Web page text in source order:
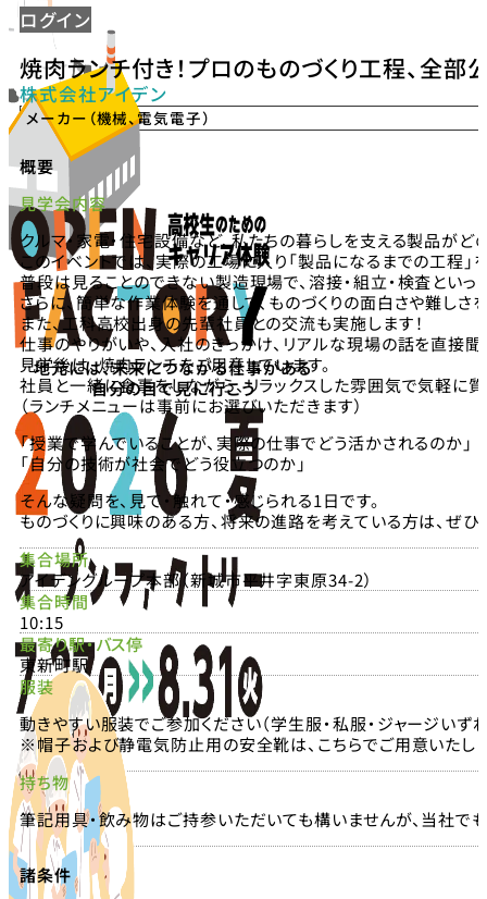
地元には、未来につながる仕事がある
自分の目で見に行こう
ログイン
焼肉ランチ付き！プロのものづくり工程、全部
株式会社アイデン
メーカー（機械、電気電子）
概要
見学会内容
クルマ・家電・住宅設備など、私たちの暮らしを支える製品が
このイベントでは、実際の工場に入り「製品になるまでの工程」
普段は見ることのできない製造現場で、溶接・組立・検査とい
さらに、簡単な作業体験を通して、ものづくりの面白さや難しさ
また、工科高校出身の先輩社員との交流も実施します！
仕事のやりがいや、入社のきっかけ、リアルな現場の話を直接聞
見学後は、焼肉ランチをご用意しています。
社員と一緒に食事をしながら、リラックスした雰囲気で気軽に
（ランチメニューは事前にお選びいただきます）
「授業で学んでいることが、実際の仕事でどう活かされるのか」
「自分の技術が社会でどう役立つのか」
そんな疑問を、見て・触れて・感じられる1日です。
ものづくりに興味のある方、将来の進路を考えている方は、ぜひ
集合場所
アイデングループ本部（新城市平井字東原34-2）
集合時間
10:15
最寄り駅・バス停
東新町駅
服装
動きやすい服装でご参加ください（学生服・私服・ジャージいずれ
※帽子および静電気防止用の安全靴は、こちらでご用意いたし
持ち物
筆記用具・飲み物はご持参いただいても構いませんが、当社で
諸条件